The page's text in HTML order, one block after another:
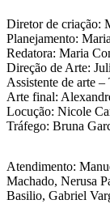
Diretor de criação:
Planejamento:
Redatora: Maria
Direção de Arte:
Assistente de arte
Arte final:
Locução: Nicole
Tráfego: Bruna
Atendimento:
Machado, Nerusa
Basilio, Gabriel